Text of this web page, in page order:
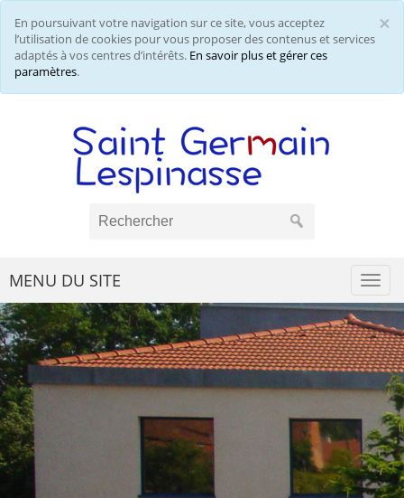
×
En poursuivant votre navigation sur ce site, vous acceptez
l’utilisation de cookies pour vous proposer des contenus et services
adaptés à vos centres d’intérêts. En savoir plus et gérer ces
paramètres.
MENU DU SITE